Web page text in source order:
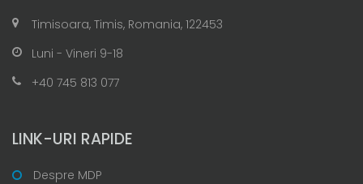
Timisoara, Timis, Romania, 122453
Luni - Vineri 9-18
+40 745 813 077
LINK-URI RAPIDE
Despre MDP